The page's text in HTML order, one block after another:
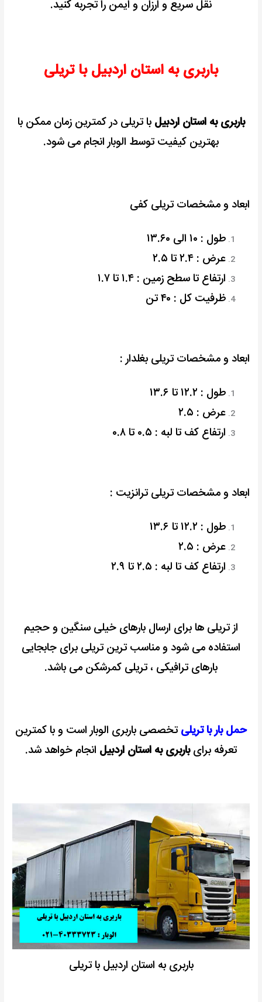
نقل سریع و ارزان و ایمن را تجربه کنید.
باربری به استان اردبیل با تریلی
باربری به استان اردبیل با تریلی در کمترین زمان ممکن با
بهترین کیفیت توسط الوبار انجام می شود.
ابعاد و مشخصات تریلی کفی
طول : ۱۰ الی ۱۳.۶۰
عرض : ۲.۴ تا ۲.۵
ارتفاع تا سطح زمین : ۱.۴ تا ۱.۷
ظرفیت کل : ۴۰ تن
ابعاد و مشخصات تریلی بغلدار :
طول : ۱۲.۲ تا ۱۳.۶
عرض : ۲.۵
ارتفاع کف تا لبه : ۰.۵ تا ۰.۸
ابعاد و مشخصات تریلی ترانزیت :
طول : ۱۲.۲ تا ۱۳.۶
عرض : ۲.۵
ارتفاع کف تا لبه : ۲.۵ تا ۲.۹
از تریلی ها برای ارسال بارهای خیلی سنگین و حجیم
استفاده می شود و مناسب ترین تریلی برای جابجایی
بارهای ترافیکی ، تریلی کمرشکن می باشد.
حمل بار با تریلی تخصصی باربری الوبار است و با کمترین
تعرفه برایباربری به استان اردبیل انجام خواهد شد.
باربری به استان اردبیل با تریلی